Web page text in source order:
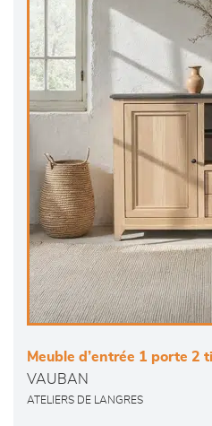
Meuble d’entrée 1 porte 2
VAUBAN
ATELIERS DE LANGRES